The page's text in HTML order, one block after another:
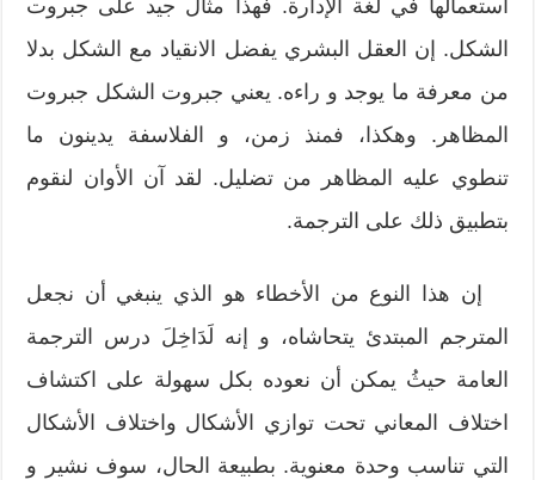
استعمالها في لغة الإدارة. فهذا مثال جيد على جبروت
الشكل. إن العقل البشري يفضل الانقياد مع الشكل بدلا
من معرفة ما يوجد و راءه. يعني جبروت الشكل جبروت
المظاهر. وهكذا، فمنذ زمن، و الفلاسفة يدينون ما
تنطوي عليه المظاهر من تضليل. لقد آن الأوان لنقوم
بتطبيق ذلك على الترجمة.
إن هذا النوع من الأخطاء هو الذي ينبغي أن نجعل
المترجم المبتدئ يتحاشاه، و إنه لَدَاخِلَ درس الترجمة
العامة حيثُ يمكن أن نعوده بكل سهولة على اكتشاف
اختلاف المعاني تحت توازي الأشكال واختلاف الأشكال
التي تناسب وحدة معنوية. بطبيعة الحال، سوف نشير و